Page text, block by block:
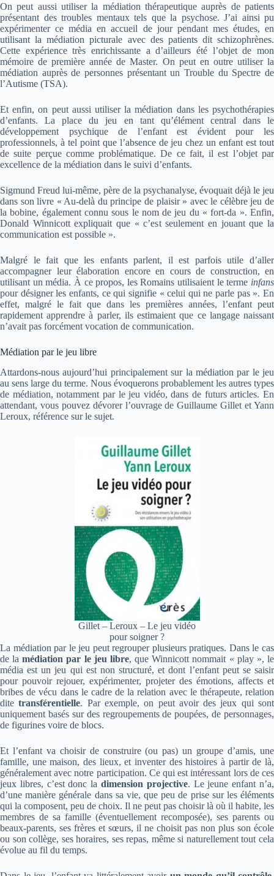
On peut aussi utiliser la médiation thérapeutique auprès de patients
présentant des troubles mentaux tels que la psychose. J’ai ainsi pu
expérimenter ce média en accueil de jour pendant mes études, en
utilisant la médiation picturale avec des patients dit schizophrènes.
Cette expérience très enrichissante a d’ailleurs été l’objet de mon
mémoire de première année de Master. On peut en outre utiliser la
médiation auprès de personnes présentant un Trouble du Spectre de
l’Autisme (TSA).
Et enfin, on peut aussi utiliser la médiation dans les psychothérapies
d’enfants. La place du jeu en tant qu’élément central dans le
développement psychique de l’enfant est évident pour les
professionnels, à tel point que l’absence de jeu chez un enfant est tout
de suite perçue comme problématique. De ce fait, il est l’objet par
excellence de la médiation dans le suivi d’enfants.
Sigmund Freud lui-même, père de la psychanalyse, évoquait déjà le jeu
dans son livre « Au-delà du principe de plaisir » avec le célèbre jeu de
la bobine, également connu sous le nom de jeu du « fort-da ». Enfin,
Donald Winnicott expliquait que « c’est seulement en jouant que la
communication est possible ».
Malgré le fait que les enfants parlent, il est parfois utile d’aller
accompagner leur élaboration encore en cours de construction, en
utilisant un média. À ce propos, les Romains utilisaient le terme infans
pour désigner les enfants, ce qui signifie « celui qui ne parle pas ». En
effet, malgré le fait que dans les premières années, l’enfant peut
rapidement apprendre à parler, ils estimaient que ce langage naissant
n’avait pas forcément vocation de communication.
Médiation par le jeu libre
Attardons-nous aujourd’hui principalement sur la médiation par le jeu
au sens large du terme. Nous évoquerons probablement les autres types
de médiation, notamment par le jeu vidéo, dans de futurs articles. En
attendant, vous pouvez dévorer l’ouvrage de Guillaume Gillet et Yann
Leroux, référence sur le sujet.
Gillet – Leroux – Le jeu vidéo
pour soigner ?
La médiation par le jeu peut regrouper plusieurs pratiques. Dans le cas
de lamédiation par le jeu libre, que Winnicott nommait « play », le
média est un jeu qui est non structuré, et dont l’enfant peut se saisir
pour pouvoir rejouer, expérimenter, projeter des émotions, affects et
bribes de vécu dans le cadre de la relation avec le thérapeute, relation
ditetransférentielle. Par exemple, on peut avoir des jeux qui sont
uniquement basés sur des regroupements de poupées, de personnages,
de figurines voire de blocs.
Et l’enfant va choisir de construire (ou pas) un groupe d’amis, une
famille, une maison, des lieux, et inventer des histoires à partir de là,
généralement avec notre participation. Ce qui est intéressant lors de ces
jeux libres, c’est donc la dimension projective. Le jeune enfant n’a,
d’une manière générale dans sa vie, que peu de prise sur les éléments
qui la composent, peu de choix. Il ne peut pas choisir là où il habite, les
membres de sa famille (éventuellement recomposée), ses parents ou
beaux-parents, ses frères et sœurs, il ne choisit pas non plus son école
ou son collège, ses horaires, ses repas, même si naturellement tout cela
évolue au fil du temps.